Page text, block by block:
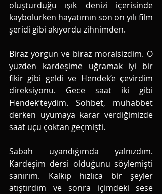
oluşturduğu ışık denizi içerisinde
kaybolurken hayatımın son on yılı film
şeridi gibi akıyordu zihnimden.
Biraz yorgun ve biraz moralsizdim. O
yüzden kardeşime uğramak iyi bir
fikir gibi geldi ve Hendek’e çevirdim
direksiyonu. Gece saat iki gibi
Hendek’teydim. Sohbet, muhabbet
derken uyumaya karar verdiğimizde
saat üçü çoktan geçmişti.
Sabah uyandığımda yalnızdım.
Kardeşim dersi olduğunu söylemişti
sanırım. Kalkıp hızlıca bir şeyler
atıştırdım ve sonra içimdeki sese